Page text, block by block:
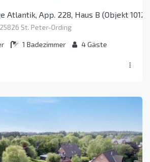
Atlantik, App. 228, Haus B (Objekt
St. Peter-Ording
1 Badezimmer 4Gäste